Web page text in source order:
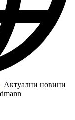
Актуални новини